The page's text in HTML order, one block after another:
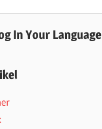
In Your Language